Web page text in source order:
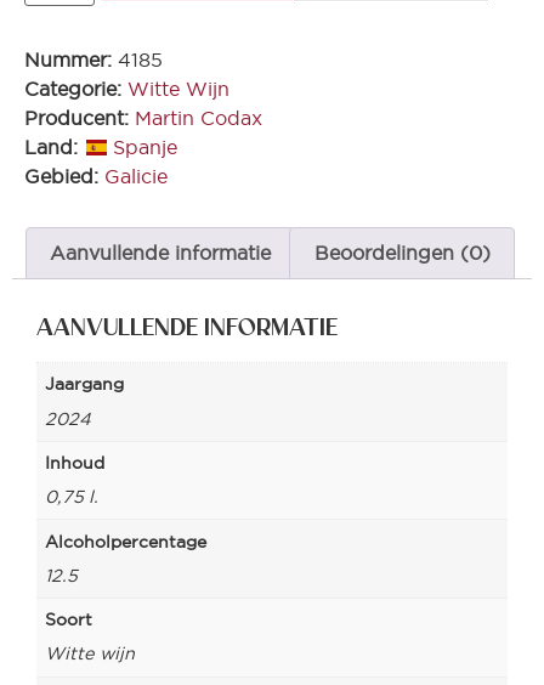
Nummer: 4185
Categorie: Witte Wijn
Producent: Martin Codax
Land:
Spanje
Gebied: Galicie
Aanvullende informatie Beoordelingen (0)
AANVULLENDE INFORMATIE
Jaargang
2024
Inhoud
0,75 l.
Alcoholpercentage
12.5
Soort
Witte wijn